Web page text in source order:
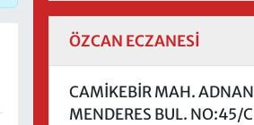
ÖZCAN ECZANESİ
CAMİKEBİR MAH. ADNAN
MENDERES BUL. NO:45/C